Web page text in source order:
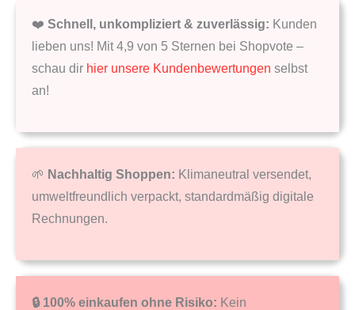
❤️ Schnell, unkompliziert & zuverlässig: Kunden
lieben uns! Mit 4,9 von 5 Sternen bei Shopvote –
schau dir hier unsere Kundenbewertungen selbst
an!
🌱 Nachhaltig Shoppen: Klimaneutral versendet,
umweltfreundlich verpackt, standardmäßig digitale
Rechnungen.
🔒 100% einkaufen ohne Risiko: Kein